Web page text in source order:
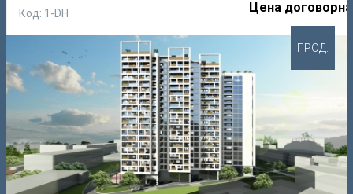
Код: 1-DH Цена
ПРОД.